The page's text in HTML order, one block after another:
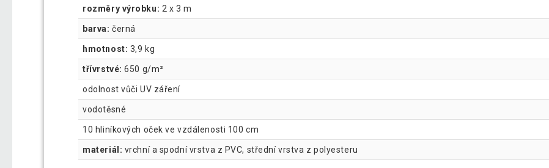
rozměry výrobku: 2 x 3 m
barva: černá
hmotnost: 3,9 kg
třívrstvé: 650 g/m²
odolnost vůči UV záření
vodotěsné
10 hliníkových oček ve vzdálenosti 100 cm
materiál: vrchní a spodní vrstva z PVC, střední vrstva z polyesteru